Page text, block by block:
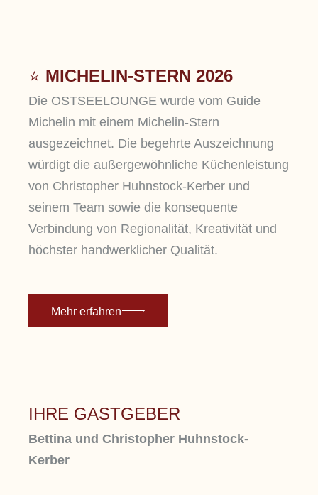
⭐ MICHELIN-STERN 2026
Die OSTSEELOUNGE wurde vom Guide
Michelin mit einem Michelin-Stern
ausgezeichnet. Die begehrte Auszeichnung
würdigt die außergewöhnliche Küchenleistung
von Christopher Huhnstock-Kerber und
seinem Team sowie die konsequente
Verbindung von Regionalität, Kreativität und
höchster handwerklicher Qualität.
Mehr erfahren
IHRE GASTGEBER
Bettina und Christopher Huhnstock-
Kerber